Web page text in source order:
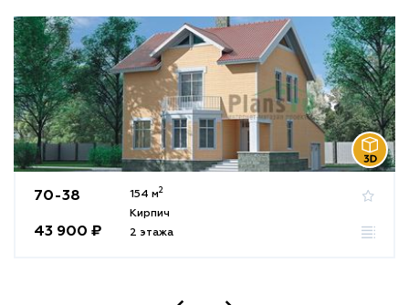
70-38
43 900 ₽
154 м2
Кирпич
2 этажа